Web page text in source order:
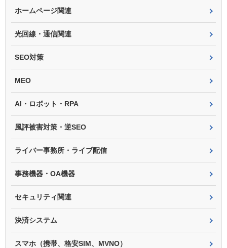
ホームページ関連
光回線・通信関連
SEO対策
MEO
AI・ロボット・RPA
風評被害対策・逆SEO
ライバー事務所・ライブ配信
事務機器・OA機器
セキュリティ関連
決済システム
スマホ（携帯、格安SIM、MVNO）